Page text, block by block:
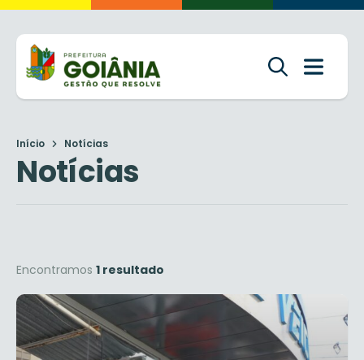
Início Notícias
Notícias
Encontramos 1 resultado